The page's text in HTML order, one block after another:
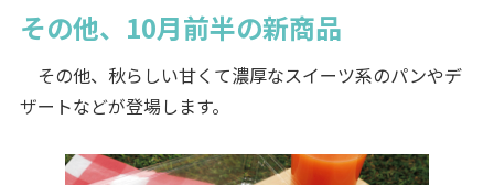
その他、10月前半の新商品
その他、秋らしい甘くて濃厚なスイーツ系のパンやデ
ザートなどが登場します。